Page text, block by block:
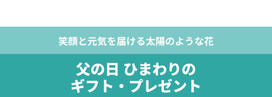
笑顔と元気を届ける太陽のような花
父の日 ひまわりの
ギフト・プレゼント